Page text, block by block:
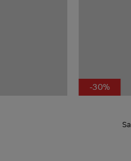
-30%